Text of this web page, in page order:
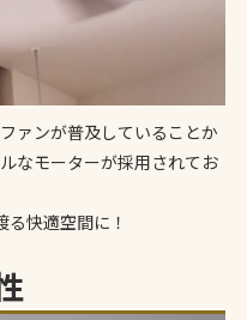
ァンが普及していることか
なモーターが採用されてお
快適空間に！